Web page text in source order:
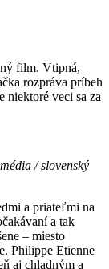
film. Vtipná,
rozpráva príbeh
veci sa za
/ slovenský
a priateľmi na
a tak
– miesto
Philippe Etienne
aj chladným a